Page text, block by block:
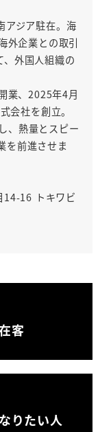
アジア駐在。海
外企業との取引
外国人組織の
業、2025年4月
社を創立。
、熱量とスピー
を前進させま
14-16 トキワビ
客
りたい人